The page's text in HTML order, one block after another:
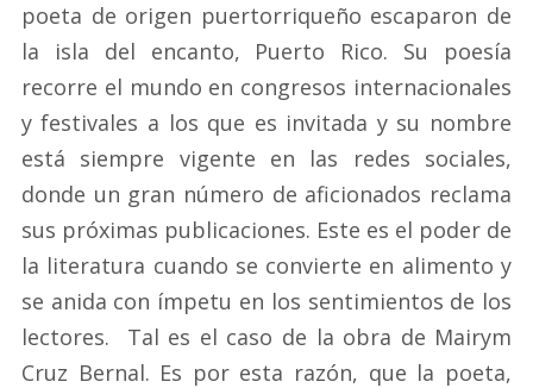
poeta de origen puertorriqueño escaparon de
la isla del encanto, Puerto Rico. Su poesía
recorre el mundo en congresos internacionales
y festivales a los que es invitada y su nombre
está siempre vigente en las redes sociales,
donde un gran número de aficionados reclama
sus próximas publicaciones. Este es el poder de
la literatura cuando se convierte en alimento y
se anida con ímpetu en los sentimientos de los
lectores. Tal es el caso de la obra de Mairym
Cruz Bernal. Es por esta razón, que la poeta,